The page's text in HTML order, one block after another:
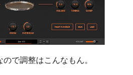
で調整はこんなもん。